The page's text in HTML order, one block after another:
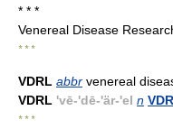
* * *
Venereal Disease
* * *
VDRL abbr venereal
VDRL 'vē-'dē-'är-'el n
* * *